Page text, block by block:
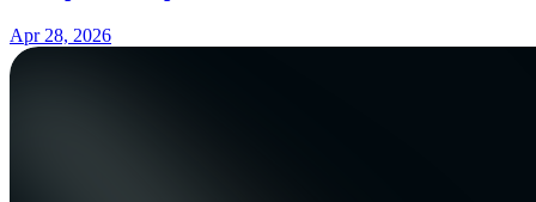
Apr 28, 2026